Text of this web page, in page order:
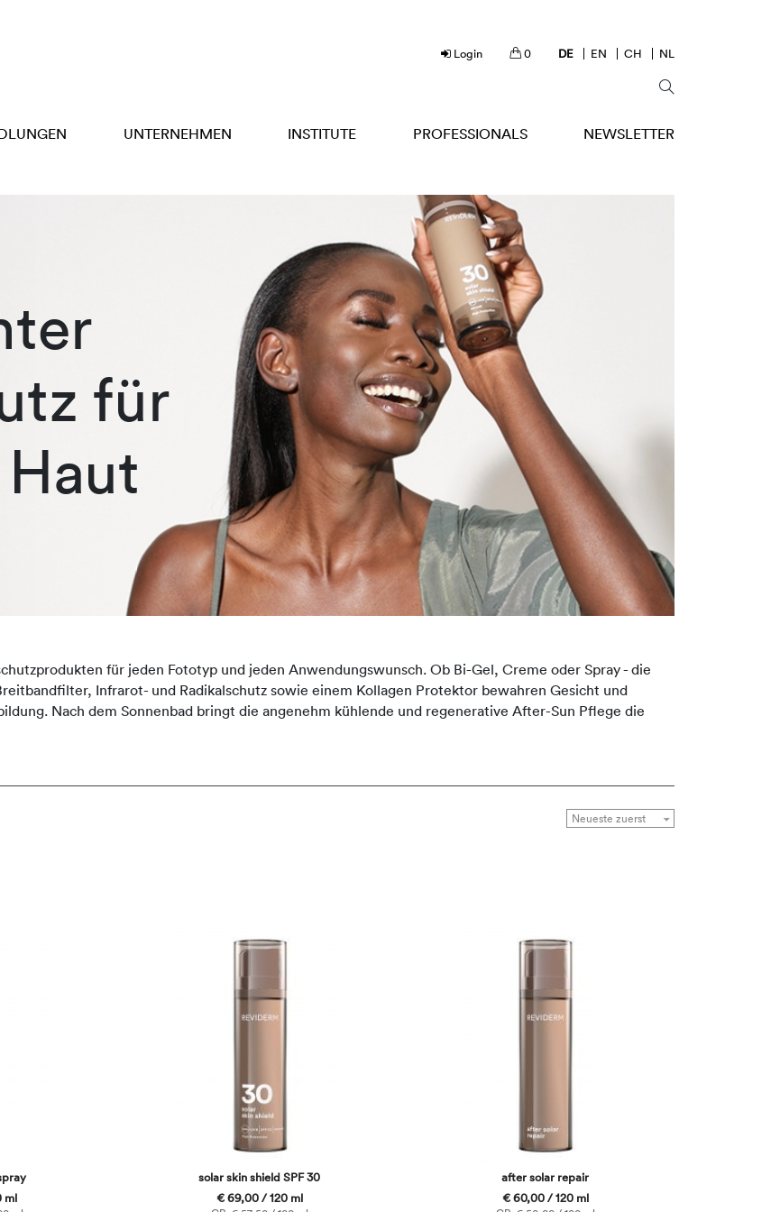
Login 0 DE EN CH NL
UNTERNEHMEN INSTITUTE PROFESSIONALS NEWSLETTER
für
für jeden Fototyp und jeden Anwendungswunsch. Ob Bi-Gel, Creme oder Spray - die
Infrarot- und Radikalschutz sowie einem Kollagen Protektor bewahren Gesicht und
Nach dem Sonnenbad bringt die angenehm kühlende und regenerative After-Sun Pflege die
ml
solar skin shield SPF 30
€ 69,00 / 120 ml
after solar repair
€ 60,00 / 120 ml